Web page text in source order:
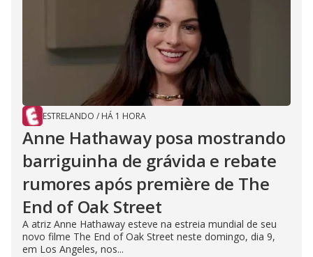
ESTRELANDO / HÁ 1 HORA
Anne Hathaway posa mostrando
barriguinha de grávida e rebate
rumores após première de The
End of Oak Street
A atriz Anne Hathaway esteve na estreia mundial de seu
novo filme The End of Oak Street neste domingo, dia 9,
em Los Angeles, nos...